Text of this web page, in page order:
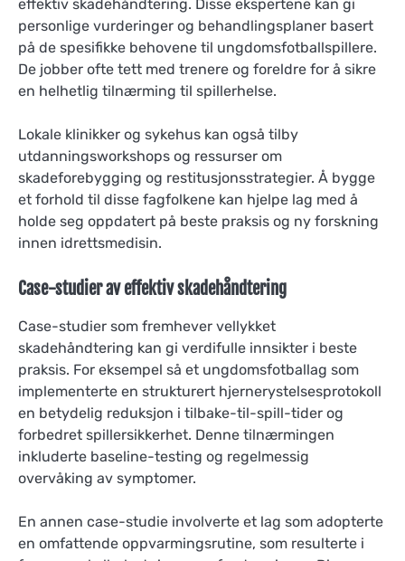
effektiv skadehåndtering. Disse ekspertene kan gi
personlige vurderinger og behandlingsplaner basert
på de spesifikke behovene til ungdomsfotballspillere.
De jobber ofte tett med trenere og foreldre for å sikre
en helhetlig tilnærming til spillerhelse.
Lokale klinikker og sykehus kan også tilby
utdanningsworkshops og ressurser om
skadeforebygging og restitusjonsstrategier. Å bygge
et forhold til disse fagfolkene kan hjelpe lag med å
holde seg oppdatert på beste praksis og ny forskning
innen idrettsmedisin.
Case-studier av effektiv skadehåndtering
Case-studier som fremhever vellykket
skadehåndtering kan gi verdifulle innsikter i beste
praksis. For eksempel så et ungdomsfotballag som
implementerte en strukturert hjernerystelsesprotokoll
en betydelig reduksjon i tilbake-til-spill-tider og
forbedret spillersikkerhet. Denne tilnærmingen
inkluderte baseline-testing og regelmessig
overvåking av symptomer.
En annen case-studie involverte et lag som adopterte
en omfattende oppvarmingsrutine, som resulterte i